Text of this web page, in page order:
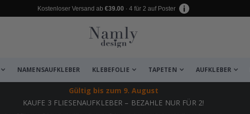
Kostenloser Versand ab €39.00 · 4 für 2 auf Poster
NAMENSAUFKLEBER KLEBEFOLIE TAPETEN AUFKLEBER
Gültig bis zum 9. August
KAUFE 3 FLIESENAUFKLEBER – BEZAHLE NUR FÜR 2!